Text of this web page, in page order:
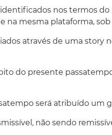
nos termos
na mesma plataforma,
através de uma story
do presente
será atribuído um
não sendo